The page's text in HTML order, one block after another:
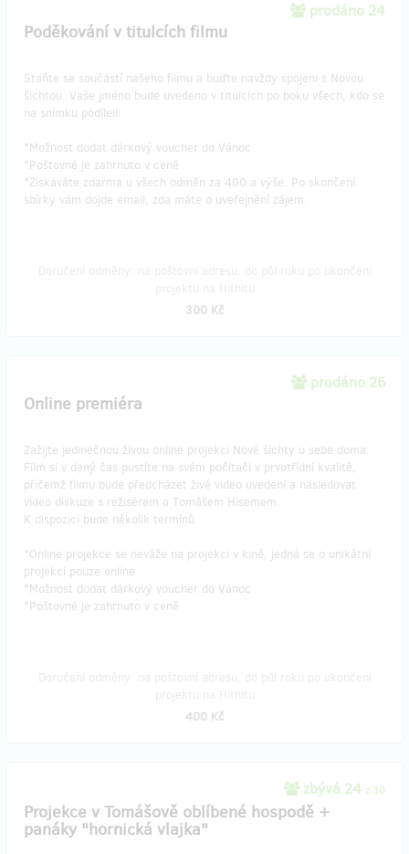
prodáno 24
Poděkování v titulcích filmu
Staňte se součástí našeho filmu a buďte navždy spojeni s Novou
šichtou. Vaše jméno bude uvedeno v titulcích po boku všech, kdo se
na snímku podíleli.
*Možnost dodat dárkový voucher do Vánoc
*Poštovné je zahrnuto v ceně
*Získáváte zdarma u všech odměn za 400 a výše. Po skončení
sbírky vám dojde email, zda máte o uveřejnění zájem.
300 Kč
prodáno 26
Online premiéra
Zažijte jedinečnou živou online projekci Nové šichty u sebe doma.
Film si v daný čas pustíte na svém počítači v prvotřídní kvalitě,
přičemž filmu bude předcházet živé video uvedení a následovat
video diskuze s režisérem a Tomášem Hisemem.
K dispozici bude několik termínů.
*Online projekce se neváže na projekci v kině, jedná se o unikátní
projekci pouze online
*Možnost dodat dárkový voucher do Vánoc
​*Poštovné je zahrnuto v ceně
400 Kč
zbývá 24 z 30
Projekce v Tomášově oblíbené hospodě +
panáky "hornická vlajka"